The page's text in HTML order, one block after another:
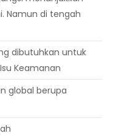
Namun di tengah
dibutuhkan untuk
Keamanan
global berupa